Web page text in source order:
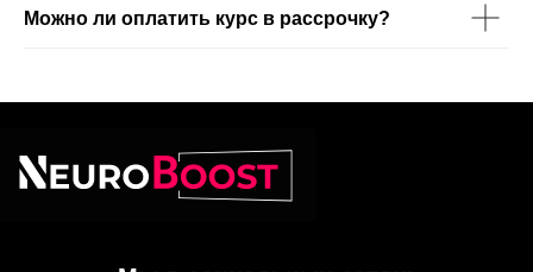
Можно ли оплатить курс в рассрочку?